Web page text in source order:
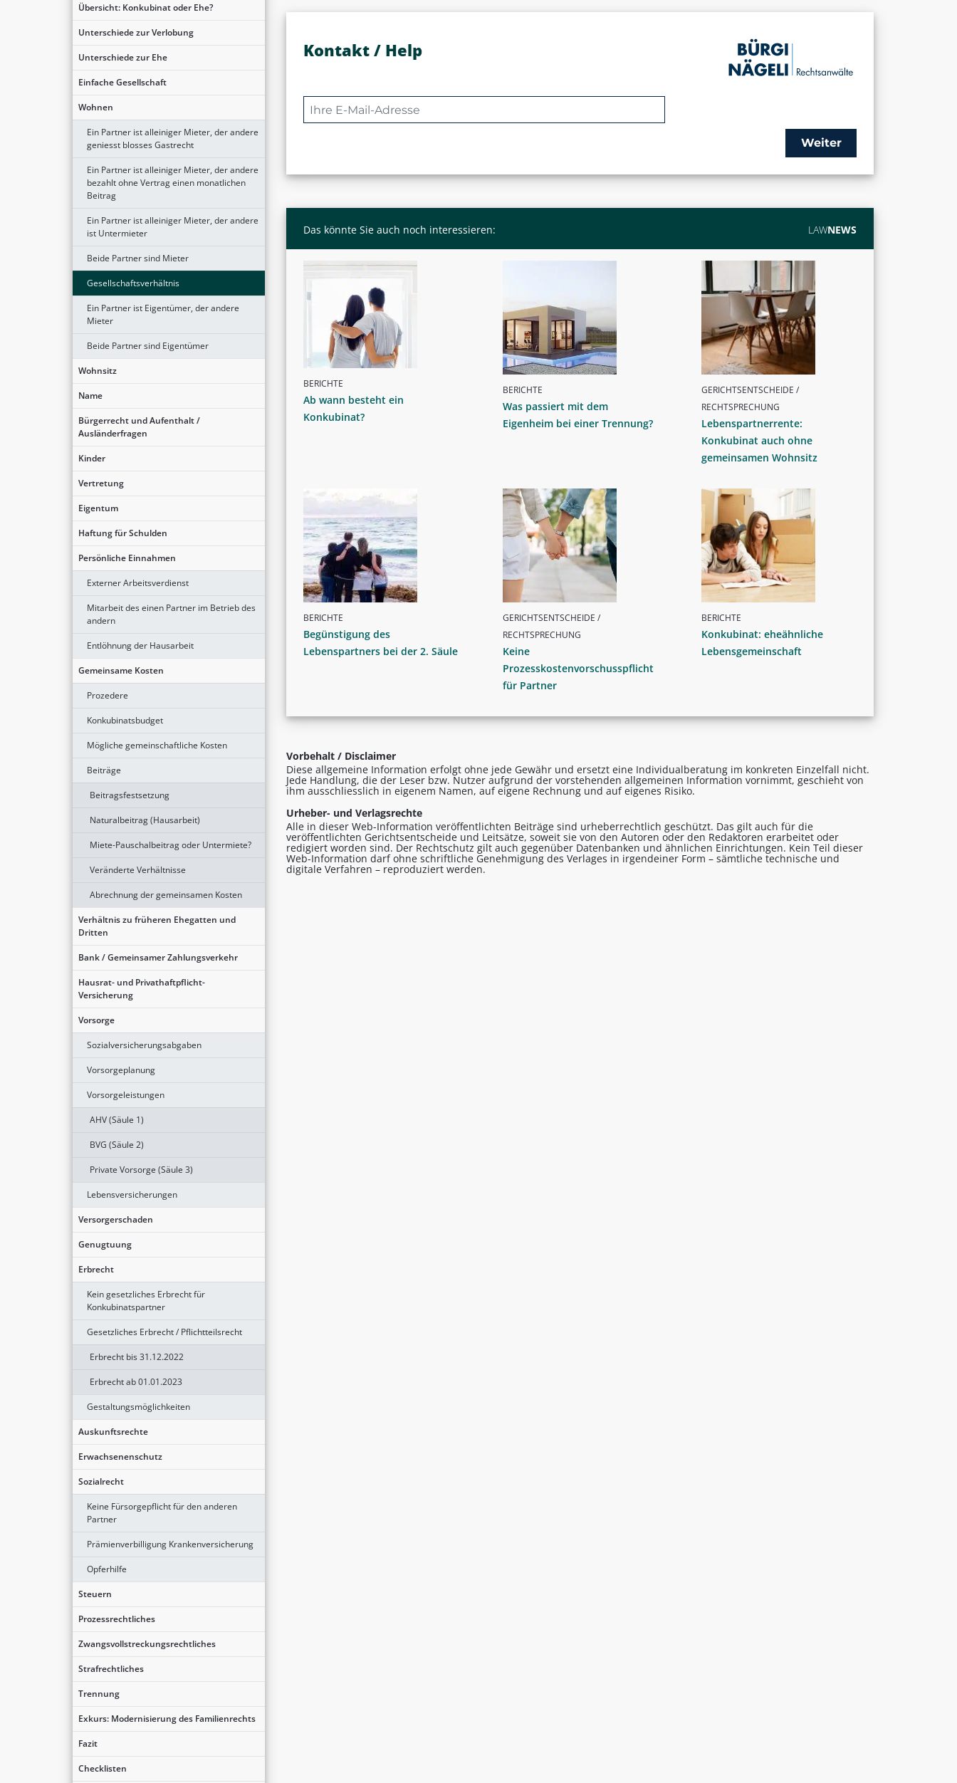
Übersicht: Konkubinat oder Ehe?
Unterschiede zur Verlobung
Unterschiede zur Ehe
Einfache Gesellschaft
Wohnen
Ein Partner ist alleiniger Mieter, der andere
geniesst blosses Gastrecht
Ein Partner ist alleiniger Mieter, der andere
bezahlt ohne Vertrag einen monatlichen
Beitrag
Ein Partner ist alleiniger Mieter, der andere
ist Untermieter
Beide Partner sind Mieter
Gesellschaftsverhältnis
Ein Partner ist Eigentümer, der andere
Mieter
Beide Partner sind Eigentümer
Wohnsitz
Name
Bürgerrecht und Aufenthalt /
Ausländerfragen
Kinder
Vertretung
Eigentum
Haftung für Schulden
Persönliche Einnahmen
Externer Arbeitsverdienst
Mitarbeit des einen Partner im Betrieb des
andern
Entlöhnung der Hausarbeit
Gemeinsame Kosten
Prozedere
Konkubinatsbudget
Mögliche gemeinschaftliche Kosten
Beiträge
Beitragsfestsetzung
Naturalbeitrag (Hausarbeit)
Miete-Pauschalbeitrag oder Untermiete?
Veränderte Verhältnisse
Abrechnung der gemeinsamen Kosten
Verhältnis zu früheren Ehegatten und
Dritten
Bank / Gemeinsamer Zahlungsverkehr
Hausrat- und Privathaftpflicht-
Versicherung
Vorsorge
Sozialversicherungsabgaben
Vorsorgeplanung
Vorsorgeleistungen
AHV (Säule 1)
BVG (Säule 2)
Private Vorsorge (Säule 3)
Lebensversicherungen
Versorgerschaden
Genugtuung
Erbrecht
Kein gesetzliches Erbrecht für
Konkubinatspartner
Gesetzliches Erbrecht / Pflichtteilsrecht
Erbrecht bis 31.12.2022
Erbrecht ab 01.01.2023
Gestaltungsmöglichkeiten
Auskunftsrechte
Erwachsenenschutz
Sozialrecht
Keine Fürsorgepflicht für den anderen
Partner
Prämienverbilligung Krankenversicherung
Opferhilfe
Steuern
Prozessrechtliches
Zwangsvollstreckungsrechtliches
Strafrechtliches
Trennung
Exkurs: Modernisierung des Familienrechts
Fazit
Checklisten
Kontakt / Help
Weiter
Das könnte Sie auch noch interessieren: LAWNEWS
BERICHTE
Ab wann besteht ein
Konkubinat?
BERICHTE
Was passiert mit dem
Eigenheim bei einer Trennung?
GERICHTSENTSCHEIDE /
RECHTSPRECHUNG
Lebenspartnerrente:
Konkubinat auch ohne
gemeinsamen Wohnsitz
BERICHTE
Begünstigung des
Lebenspartners bei der 2. Säule
GERICHTSENTSCHEIDE /
RECHTSPRECHUNG
Keine
Prozesskostenvorschusspflicht
für Partner
BERICHTE
Konkubinat: eheähnliche
Lebensgemeinschaft
Vorbehalt / Disclaimer
Diese allgemeine Information erfolgt ohne jede Gewähr und ersetzt eine Individualberatung im konkreten Einzelfall nicht.
Jede Handlung, die der Leser bzw. Nutzer aufgrund der vorstehenden allgemeinen Information vornimmt, geschieht von
ihm ausschliesslich in eigenem Namen, auf eigene Rechnung und auf eigenes Risiko.
Urheber- und Verlagsrechte
Alle in dieser Web-Information veröffentlichten Beiträge sind urheberrechtlich geschützt. Das gilt auch für die
veröffentlichten Gerichtsentscheide und Leitsätze, soweit sie von den Autoren oder den Redaktoren erarbeitet oder
redigiert worden sind. Der Rechtschutz gilt auch gegenüber Datenbanken und ähnlichen Einrichtungen. Kein Teil dieser
Web-Information darf ohne schriftliche Genehmigung des Verlages in irgendeiner Form – sämtliche technische und
digitale Verfahren – reproduziert werden.